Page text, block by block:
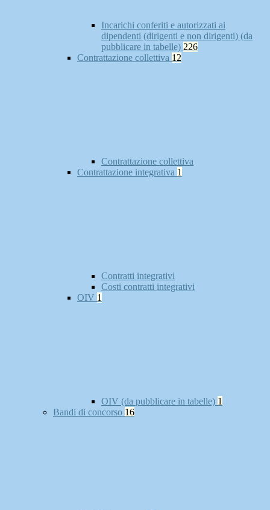
Incarichi conferiti e autorizzati ai
dipendenti (dirigenti e non dirigenti) (da
pubblicare in tabelle) 226
Contrattazione collettiva 12
Contrattazione collettiva
Contrattazione integrativa 1
Contratti integrativi
Costi contratti integrativi
OIV 1
OIV (da pubblicare in tabelle) 1
Bandi di concorso 16